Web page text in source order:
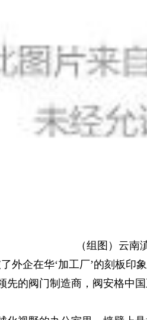
（组图）云
外企在华‘加工厂’的刻板印
先的阀门制造商，阀安格中